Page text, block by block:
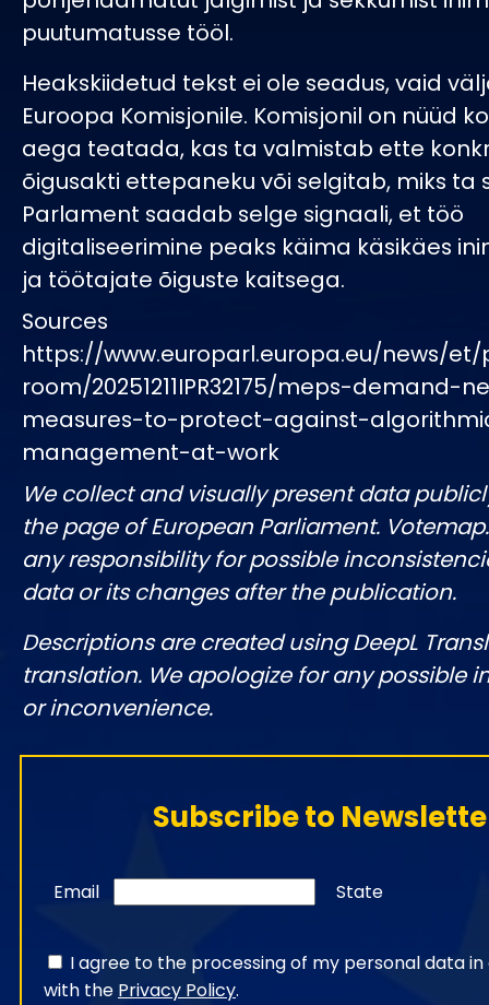
puutumatusse tööl.
Heakskiidetud tekst ei ole seadus, vaid
Euroopa Komisjonile. Komisjonil on nüüd
aega teatada, kas ta valmistab ette
õigusakti ettepaneku või selgitab, miks ta
Parlament saadab selge signaali, et töö
digitaliseerimine peaks käima käsikäes
ja töötajate õiguste kaitsega.
Sources
https://www.europarl.europa.eu/news/
room/20251211IPR32175/meps-demand-
measures-to-protect-against-
management-at-work
We collect and visually present data
the page of European Parliament.
any responsibility for possible
data or its changes after the publication.
Descriptions are created using DeepL
translation. We apologize for any possible
or inconvenience.
Subscribe to
Email State
I agree to the processing of my personal data
with the Privacy Policy.